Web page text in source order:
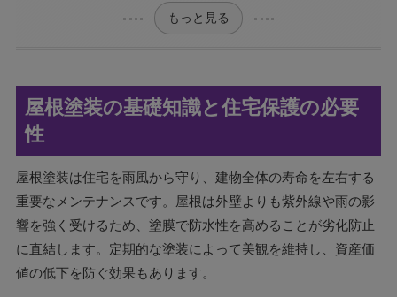
もっと見る
屋根塗装の基礎知識と住宅保護の必要
性
屋根塗装は住宅を雨風から守り、建物全体の寿命を左右する
重要なメンテナンスです。屋根は外壁よりも紫外線や雨の影
響を強く受けるため、塗膜で防水性を高めることが劣化防止
に直結します。定期的な塗装によって美観を維持し、資産価
値の低下を防ぐ効果もあります。